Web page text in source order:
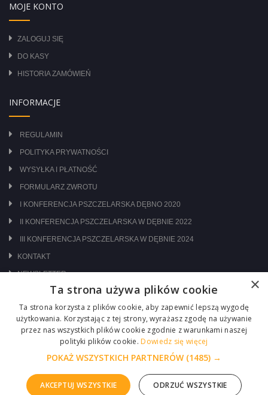
MOJE KONTO
ZALOGUJ SIĘ
DO KASY
HISTORIA ZAMÓWIEŃ
INFORMACJE
REGULAMIN
POLITYKA PRYWATNOŚCI
WYSYŁKA I PŁATNOŚĆ
FORMULARZ ZWROTU
I KONFERENCJA PSZCZELARSKA DĘBNO 2020
II KONFERENCJA PSZCZELARSKA W DĘBNIE 2022
III KONFERENCJA PSZCZELARSKA W DĘBNIE 2024
KONTAKT
NEWSLETTER
ODWIEDŹ NAS NA:
×
Ta strona używa plików cookie
Ta strona korzysta z plików cookie, aby zapewnić lepszą wygodę
użytkowania. Korzystając z tej strony, wyrażasz zgodę na używanie
przez nas wszystkich plików cookie zgodnie z warunkami naszej
polityki plików cookie. Dowiedz się więcej
POKAŻ WSZYSTKICH PARTNERÓW (1485) →
AKCEPTUJ WSZYSTKIE ODRZUĆ WSZYSTKIE